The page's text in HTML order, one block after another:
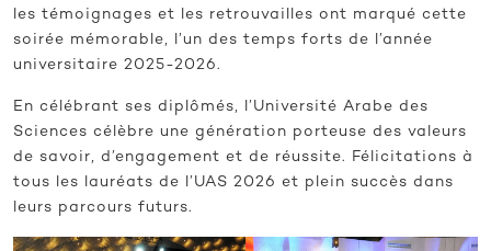
les témoignages et les retrouvailles ont marqué cette
soirée mémorable, l’un des temps forts de l’année
universitaire 2025-2026.
En célébrant ses diplômés, l’Université Arabe des
Sciences célèbre une génération porteuse des valeurs
de savoir, d’engagement et de réussite. Félicitations à
tous les lauréats de l’UAS 2026 et plein succès dans
leurs parcours futurs.